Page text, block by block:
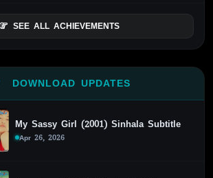
SEE ALL ACHIEVEMENTS
DOWNLOAD UPDATES
My Sassy Girl (2001) Sinhala Subtitle
Apr 26, 2026